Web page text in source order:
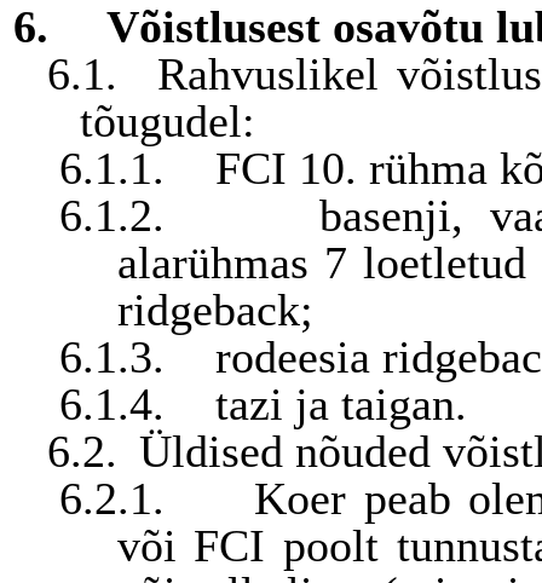
6.
Võistlusest osavõtu
6.1.
Rahvuslikel
tõugudel:
6.1.1.
FCI 10. rühma
6.1.2.
basenji,
alarühmas 7
ridgeback;
6.1.3.
rodeesia
6.1.4.
tazi ja taigan.
6.2. Üldised nõuded
6.2.1.
Koer peab
või FCI poolt